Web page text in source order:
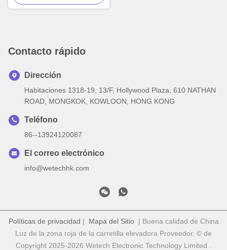
Contacto rápido
Dirección
Habitaciones 1318-19, 13/F, Hollywood Plaza, 610 NATHAN
ROAD, MONGKOK, KOWLOON, HONG KONG
Teléfono
86--13924120087
El correo electrónico
info@wetechhk.com
Políticas de privacidad | Mapa del Sitio| Buena calidad de China
Luz de la zona roja de la carretilla elevadora Proveedor. © de
Copyright 2025-2026 Wetech Electronic Technology Limited .